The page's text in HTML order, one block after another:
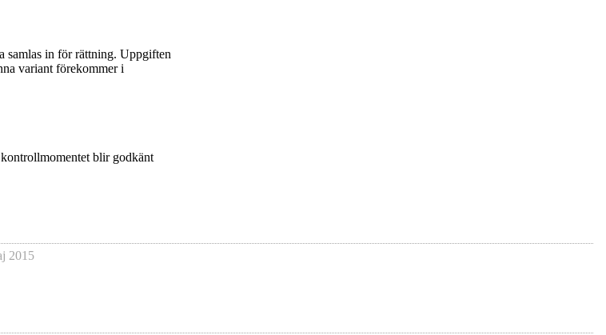
samlas in för rättning. Uppgiften
variant förekommer i
blir godkänt
2015